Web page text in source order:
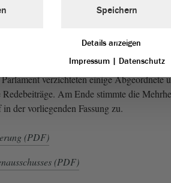
Sachsen-Anhalt und der Landesverband
die Einführung der elektronischen
ein probates Mittel, um einer
verzichteten einige Abgeordnete
Am Ende stimmte die
der vorliegenden Fassung zu.
(PDF)
(PDF)
Speichern
Details anzeigen
Impressum | Datenschutz